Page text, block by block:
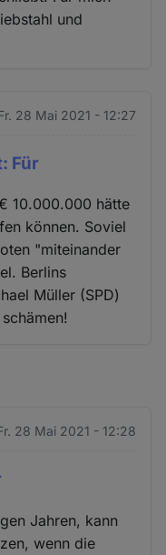
und
28 Mai 2021 - 12:27
Für
10.000.000 hätte
können. Soviel
"miteinander
Berlins
Müller (SPD)
28 Mai 2021 - 12:28
Jahren, kann
wenn die